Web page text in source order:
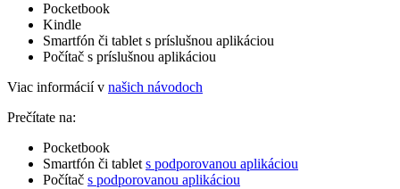
Pocketbook
Kindle
Smartfón či tablet s príslušnou aplikáciou
Počítač s príslušnou aplikáciou
Viac informácií v našich návodoch
Prečítate na:
Pocketbook
Smartfón či tablet s podporovanou aplikáciou
Počítač s podporovanou aplikáciou